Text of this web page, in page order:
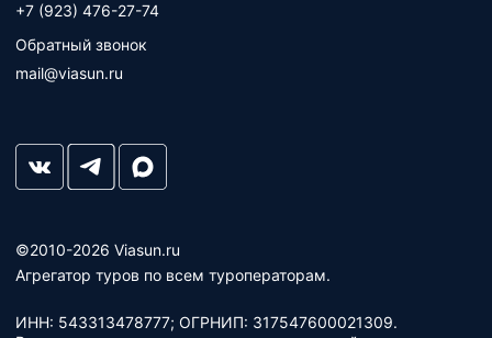
©2010-2026 Viasun.ru
Агрегатор туров по всем туроператорам.
ИНН: 543313478777; ОГРНИП: 317547600021309.
+7 (923) 476-27-74
Обратный звонок
mail@viasun.ru